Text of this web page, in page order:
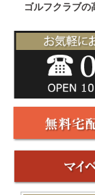
ゴルフクラブの